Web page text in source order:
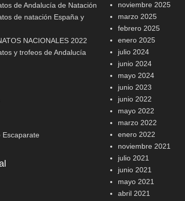
de Andalucía de Natación
de natación España y
NACIONALES 2022
y trofeos de Andalucía
Escaparate
noviembre 2025
marzo 2025
febrero 2025
enero 2025
julio 2024
junio 2024
mayo 2024
junio 2023
junio 2022
mayo 2022
marzo 2022
enero 2022
noviembre 2021
julio 2021
junio 2021
mayo 2021
abril 2021